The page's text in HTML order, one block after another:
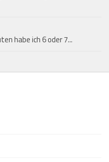
habe ich 6 oder 7...